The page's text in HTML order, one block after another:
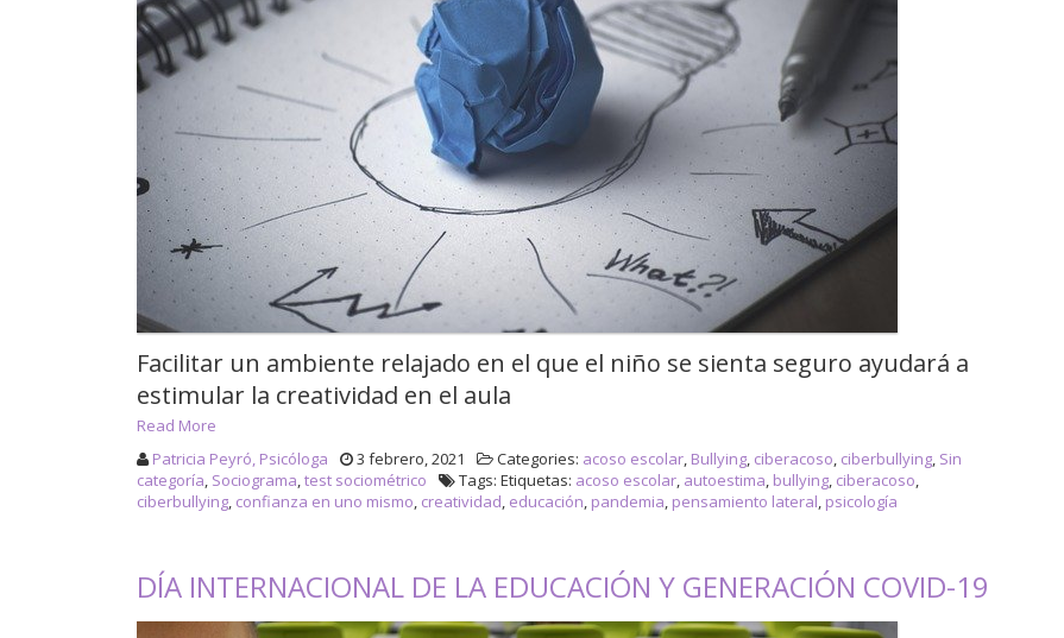
Facilitar un ambiente relajado en el que el niño se sienta seguro ayudará a
estimular la creatividad en el aula
Read More
Patricia Peyró, Psicóloga
3 febrero, 2021 Categories: acoso escolar, Bullying, ciberacoso, ciberbullying, Sin
categoría, Sociograma,test sociométrico Tags: Etiquetas: acoso escolar, autoestima, bullying, ciberacoso,
ciberbullying, confianza en uno mismo, creatividad, educación, pandemia, pensamiento lateral, psicología
DÍA INTERNACIONAL DE LA EDUCACIÓN Y GENERACIÓN COVID-19